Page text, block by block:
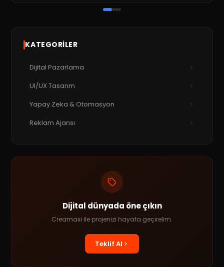
KATEGORILER
Dijital Pazarlama
UI/UX Tasarım
Yapay Zeka & Otomasyon
Reklam Ajansı
Dijital dünyada öne çıkın
Creamaxi ile projenizi hayata geçirelim.
Teklif Al